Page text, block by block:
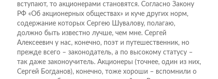
вступают, то акционерами становятся. Согласно Закону
РФ «Об акционерных обществах» и куче других норм,
содержание которых Сергею Шувалову, полагаю,
должно быть известно лучше, чем мне. Сергей
Алексеевич у нас, конечно, поэт и путешественник, но
прежде всего – законодатель, а по высокому статусу –
так даже законоучитель. Акционеры (точнее, один из них,
Сергей Богданов), конечно, тоже хороши – вспомнили о